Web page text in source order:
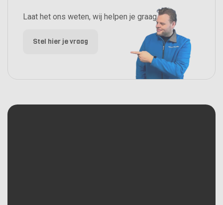
Laat het ons weten, wij helpen je graag.
Stel hier je vraag